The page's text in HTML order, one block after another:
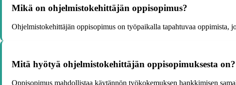
Mikä on ohjelmistokehittäjän oppisopimus?
Ohjelmistokehittäjän oppisopimus on työpaikalla tapahtuvaa oppimista,
Mitä hyötyä ohjelmistokehittäjän oppisopimuksesta on?
Oppisopimus mahdollistaa käytännön työkokemuksen hankkimisen